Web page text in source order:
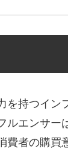
を持つイン
ルエンサー
費者の購買